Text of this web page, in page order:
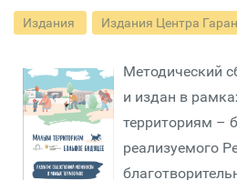
Издания Издания Центра
Методический
и издан в
территориям –
реализуемого